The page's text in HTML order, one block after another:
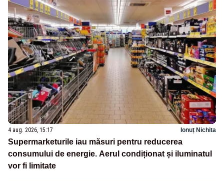
4 aug. 2026, 15:17 Ionuț Nichita
Supermarketurile iau măsuri pentru reducerea
consumului de energie. Aerul condiționat și iluminatul
vor fi limitate